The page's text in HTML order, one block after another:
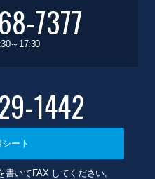
7377
～17:30
1442
ート
いてFAX してください。